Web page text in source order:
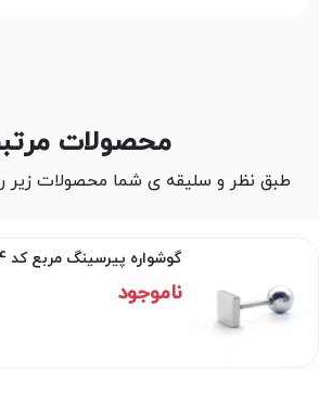
محصولات
طبق نظر و سلیقه ی شما محصولات زیر
گوشواره پیرسینگ مربع کد 2314
ناموجود